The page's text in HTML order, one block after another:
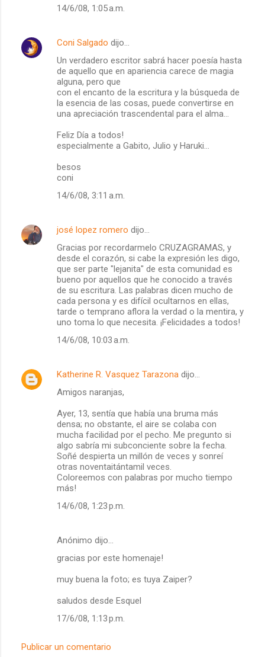
14/6/08, 1:05 a.m.
Coni Salgado dijo…
Un verdadero escritor sabrá hacer poesía hasta
de aquello que en apariencia carece de magia
alguna, pero que
con el encanto de la escritura y la búsqueda de
la esencia de las cosas, puede convertirse en
una apreciación trascendental para el alma...
Feliz Día a todos!
especialmente a Gabito, Julio y Haruki...
besos
coni
14/6/08, 3:11 a.m.
josé lopez romero dijo…
Gracias por recordarmelo CRUZAGRAMAS, y
desde el corazón, si cabe la expresión les digo,
que ser parte "lejanita" de esta comunidad es
bueno por aquellos que he conocido a través
de su escritura. Las palabras dicen mucho de
cada persona y es difícil ocultarnos en ellas,
tarde o temprano aflora la verdad o la mentira, y
uno toma lo que necesita. ¡Felicidades a todos!
14/6/08, 10:03 a.m.
Katherine R. Vasquez Tarazona dijo…
Amigos naranjas,
Ayer, 13, sentía que había una bruma más
densa; no obstante, el aire se colaba con
mucha facilidad por el pecho. Me pregunto si
algo sabría mi subconciente sobre la fecha.
Soñé despierta un millón de veces y sonreí
otras noventaitántamil veces.
Coloreemos con palabras por mucho tiempo
más!
14/6/08, 1:23 p.m.
Anónimo dijo…
gracias por este homenaje!
muy buena la foto; es tuya Zaiper?
saludos desde Esquel
17/6/08, 1:13 p.m.
Publicar un comentario